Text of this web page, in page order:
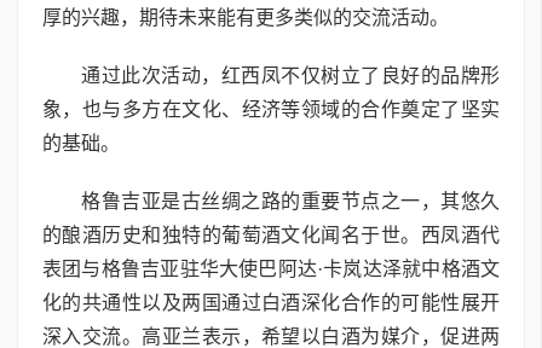
厚的兴趣，期待未来能有更多类似的交流活动。
通过此次活动，红西凤不仅树立了良好的品牌形
象，也与多方在文化、经济等领域的合作奠定了坚实
的基础。
格鲁吉亚是古丝绸之路的重要节点之一，其悠久
的酿酒历史和独特的葡萄酒文化闻名于世。西凤酒代
表团与格鲁吉亚驻华大使巴阿达·卡岚达泽就中格酒文
化的共通性以及两国通过白酒深化合作的可能性展开
深入交流。高亚兰表示，希望以白酒为媒介，促进两